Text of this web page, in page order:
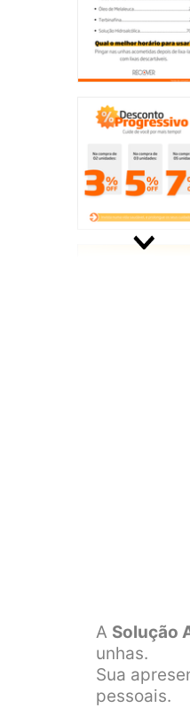
A Solução
unhas.
Sua
pessoais.